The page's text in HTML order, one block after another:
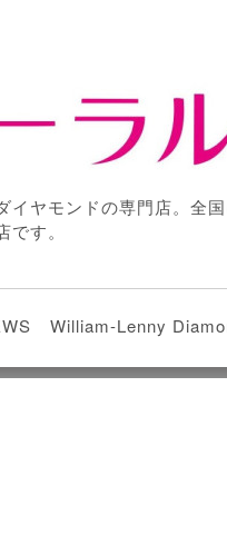
イヤモンドの専門店。全
です。
William-Lenny